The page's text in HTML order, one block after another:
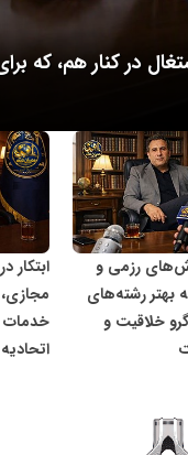
در کنار هم، که برای
رزمی و
بهتر رشته‌های
خلاقیت و
خبری مدیران نابغه
خدمات